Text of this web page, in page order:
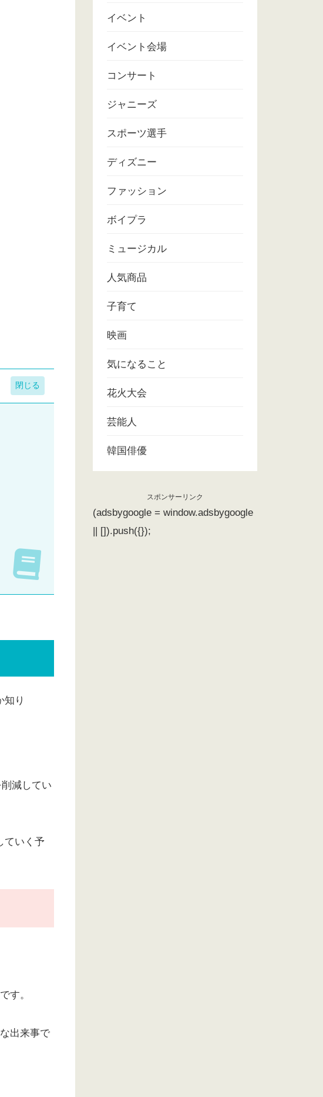
知り
減してい
ていく予
す。
出来事で
イベント
イベント会場
コンサート
ジャニーズ
スポーツ選手
ディズニー
ファッション
ボイプラ
ミュージカル
人気商品
子育て
映画
気になること
花火大会
芸能人
韓国俳優
スポンサーリンク
(adsbygoogle = window.adsbygoogle
|| []).push({});